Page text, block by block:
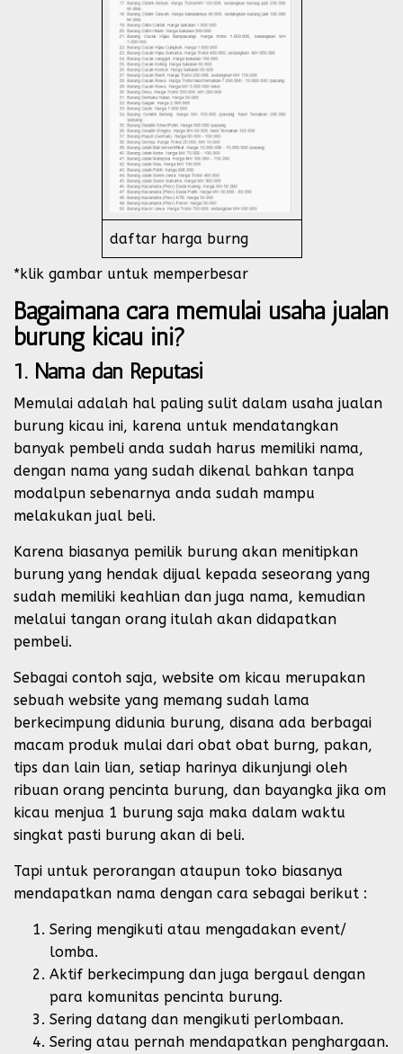
daftar harga burng
*klik gambar untuk memperbesar
Bagaimana cara memulai usaha jualan
burung kicau ini?
1. Nama dan Reputasi
Memulai adalah hal paling sulit dalam usaha jualan
burung kicau ini, karena untuk mendatangkan
banyak pembeli anda sudah harus memiliki nama,
dengan nama yang sudah dikenal bahkan tanpa
modalpun sebenarnya anda sudah mampu
melakukan jual beli.
Karena biasanya pemilik burung akan menitipkan
burung yang hendak dijual kepada seseorang yang
sudah memiliki keahlian dan juga nama, kemudian
melalui tangan orang itulah akan didapatkan
pembeli.
Sebagai contoh saja, website om kicau merupakan
sebuah website yang memang sudah lama
berkecimpung didunia burung, disana ada berbagai
macam produk mulai dari obat obat burng, pakan,
tips dan lain lian, setiap harinya dikunjungi oleh
ribuan orang pencinta burung, dan bayangka jika om
kicau menjua 1 burung saja maka dalam waktu
singkat pasti burung akan di beli.
Tapi untuk perorangan ataupun toko biasanya
mendapatkan nama dengan cara sebagai berikut :
Sering mengikuti atau mengadakan event/
lomba.
Aktif berkecimpung dan juga bergaul dengan
para komunitas pencinta burung.
Sering datang dan mengikuti perlombaan.
Sering atau pernah mendapatkan penghargaan.